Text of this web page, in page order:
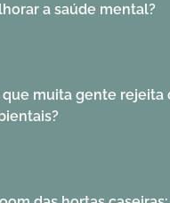
a saúde mental?
que muita gente rejeita